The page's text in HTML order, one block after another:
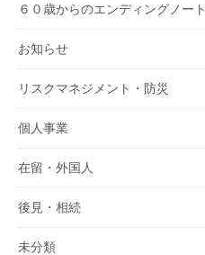
６０歳からのエンディングノート
お知らせ
リスクマネジメント・防災
個人事業
在留・外国人
後見・相続
未分類